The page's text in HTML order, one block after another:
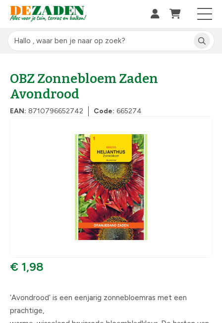
OBZ Zonnebloem Zaden
Avondrood
EAN: 8710796652742 Code: 665274
€ 1,98
‘Avondrood’ is een eenjarig zonnebloemras met een
prachtige,